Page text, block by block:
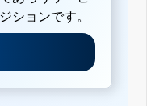
ションです。